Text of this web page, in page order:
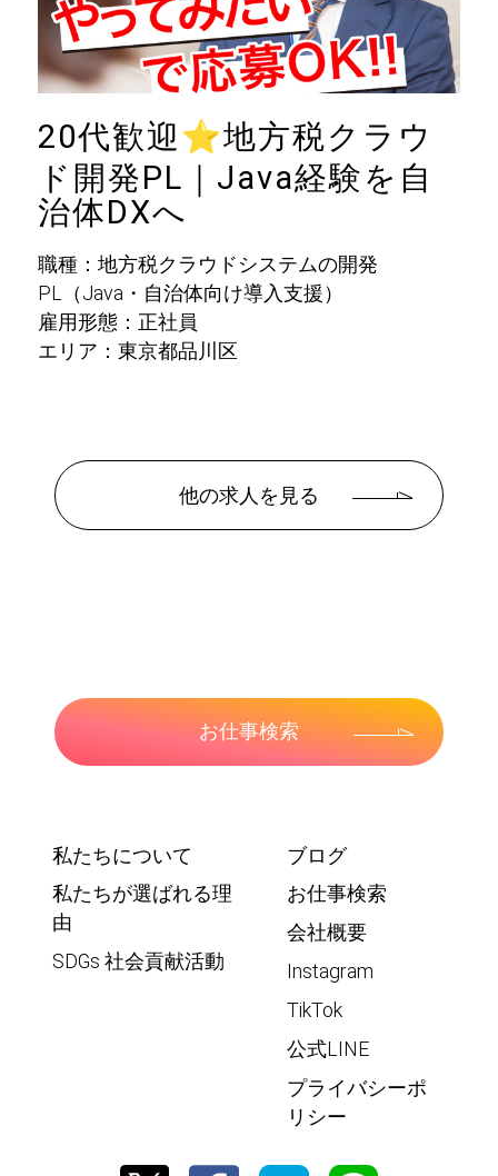
20代歓迎 ⭐地方税クラウ
ド開発PL｜Java経験を自
治体DXへ
職種：地方税クラウドシステムの開発
PL（Java・自治体向け導入支援）
雇用形態：正社員
エリア：東京都品川区
他の求人を見る
お仕事検索
私たちについて
私たちが選ばれる理
由
SDGs 社会貢献活動
ブログ
お仕事検索
会社概要
Instagram
TikTok
公式LINE
プライバシーポ
リシー